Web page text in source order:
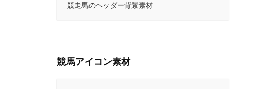
競走馬のヘッダー背景素材
競馬アイコン素材